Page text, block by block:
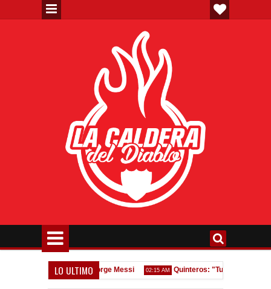
LO ULTIMO
Homenaje a Jorge Messi 02:15 AM Quinteros: "Tuvimos dos